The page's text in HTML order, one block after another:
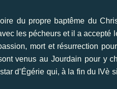
du propre baptême du
les pécheurs et il a accepté
mort et résurrection
venus au Jourdain pour y
d’Égérie qui, à la fin du IVè